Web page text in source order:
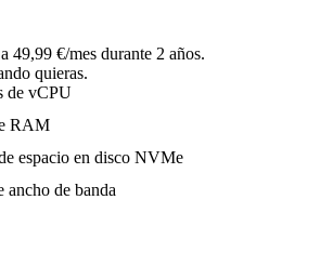
49,99 €/mes durante 2 años.
quieras.
de vCPU
RAM
espacio en disco NVMe
ancho de banda